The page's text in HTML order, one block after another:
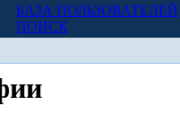
БАЗА ПОЛЬЗОВАТЕЛЕЙ
ПОИСК